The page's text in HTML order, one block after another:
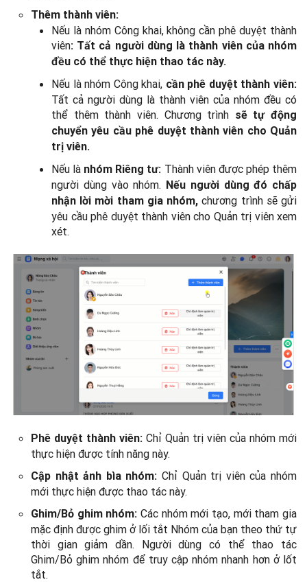
Thêm thành viên:
Nếu là nhóm Công khai, không cần phê duyệt thành
viên: Tất cả người dùng là thành viên của nhóm
đều có thể thực hiện thao tác này.
Nếu là nhóm Công khai, cần phê duyệt thành viên:
Tất cả người dùng là thành viên của nhóm đều có
thể thêm thành viên. Chương trình sẽ tự động
chuyển yêu cầu phê duyệt thành viên cho Quản
trị viên.
Nếu là nhóm Riêng tư: Thành viên được phép thêm
người dùng vào nhóm. Nếu người dùng đó chấp
nhận lời mời tham gia nhóm, chương trình sẽ gửi
yêu cầu phê duyệt thành viên cho Quản trị viên xem
xét.
Phê duyệt thành viên: Chỉ Quản trị viên của nhóm mới
thực hiện được tính năng này.
Cập nhật ảnh bìa nhóm: Chỉ Quản trị viên của nhóm
mới thực hiện được thao tác này.
Ghim/Bỏ ghim nhóm: Các nhóm mới tạo, mới tham gia
mặc định được ghim ở lối tắt Nhóm của bạn theo thứ tự
thời gian giảm dần. Người dùng có thể thao tác
Ghim/Bỏ ghim nhóm để truy cập nhóm nhanh hơn ở lốt
tắt.